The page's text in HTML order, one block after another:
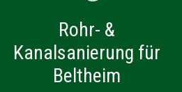
Rohr- &
Kanalsanierung für
Beltheim